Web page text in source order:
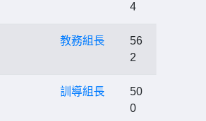
4
教務組長
56
2
訓導組長
50
0